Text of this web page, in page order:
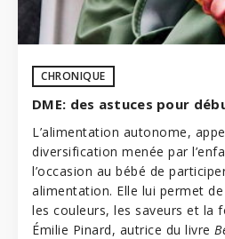
CHRONIQUE
DME: des astuces pour
L’alimentation autonome,
diversification menée par
l’occasion au bébé de
alimentation. Elle lui permet
les couleurs, les saveurs et la
Émilie Pinard, autrice du livre